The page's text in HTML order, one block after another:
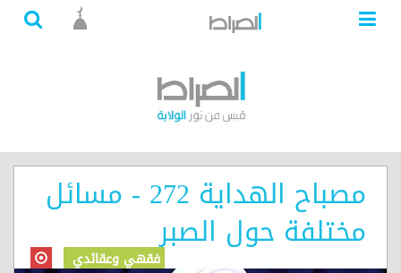
مصباح الهداية 272 - مسائل
مختلفة حول الصبر
فقهي وعقائدي